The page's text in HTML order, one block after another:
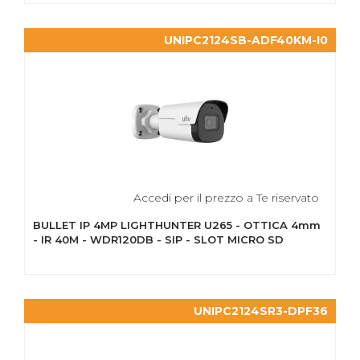
UNIPC2124SB-ADF40KM-I0
Accedi per il prezzo a Te riservato
BULLET IP 4MP LIGHTHUNTER U265 - OTTICA 4mm
- IR 40M - WDR120DB - SIP - SLOT MICRO SD
UNIPC2124SR3-DPF36